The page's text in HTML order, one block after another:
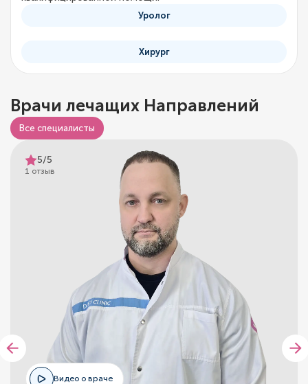
Уролог
Хирург
Врачи лечащих Направлений
Все специалисты
5/5
1 отзыв
Видео о враче